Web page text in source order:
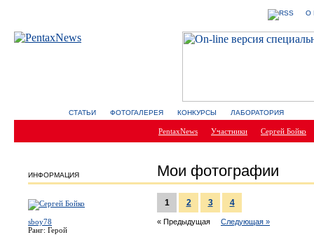
О
СТАТЬИ ФОТОГАЛЕРЕЯ КОНКУРСЫ ЛАБОРАТОРИЯ
PentaxNews Участники Сергей Бойко
ИНФОРМАЦИЯ Мои фотографии
sboy78
Ранг: Герой
1 2 3 4
« Предыдущая Следующая »